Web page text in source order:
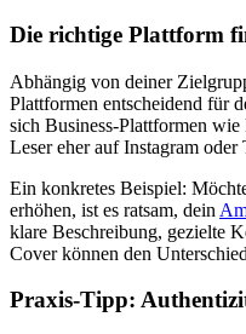
Die richtige Plattform
Abhängig von deiner
Plattformen entscheidend für
sich Business-Plattformen
Leser eher auf Instagram
Ein konkretes Beispiel:
erhöhen, ist es ratsam, dein
klare Beschreibung, gezielte
Cover können den
Praxis-Tipp: